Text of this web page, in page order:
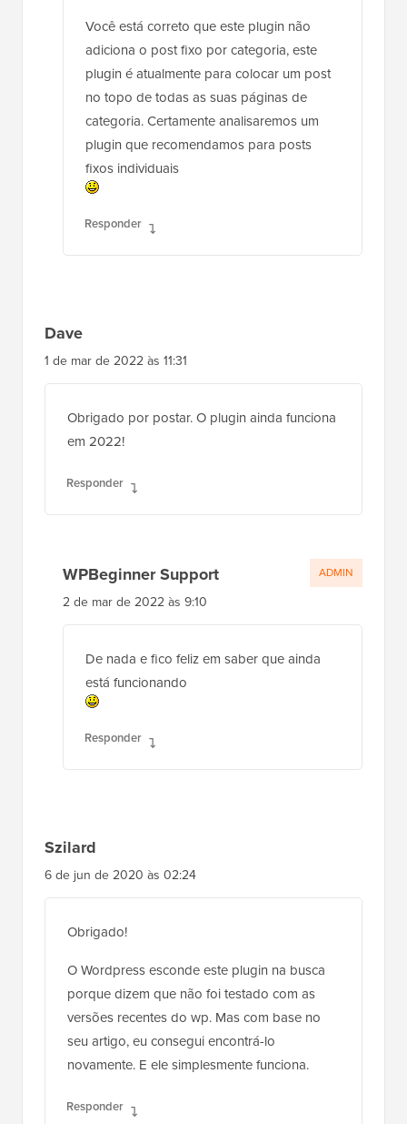
Você está correto que este plugin não
adiciona o post fixo por categoria, este
plugin é atualmente para colocar um post
no topo de todas as suas páginas de
categoria. Certamente analisaremos um
plugin que recomendamos para posts
fixos individuais
Responder
Dave
1 de mar de 2022 às 11:31
Obrigado por postar. O plugin ainda funciona
em 2022!
Responder
WPBeginner Support
2 de mar de 2022 às 9:10
De nada e fico feliz em saber que ainda
está funcionando
Responder
ADMIN
Szilard
6 de jun de 2020 às 02:24
Obrigado!
O Wordpress esconde este plugin na busca
porque dizem que não foi testado com as
versões recentes do wp. Mas com base no
seu artigo, eu consegui encontrá-lo
novamente. E ele simplesmente funciona.
Responder